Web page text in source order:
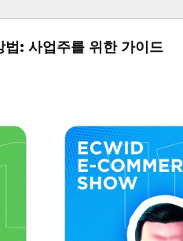
: 사업주를 위한 가이드